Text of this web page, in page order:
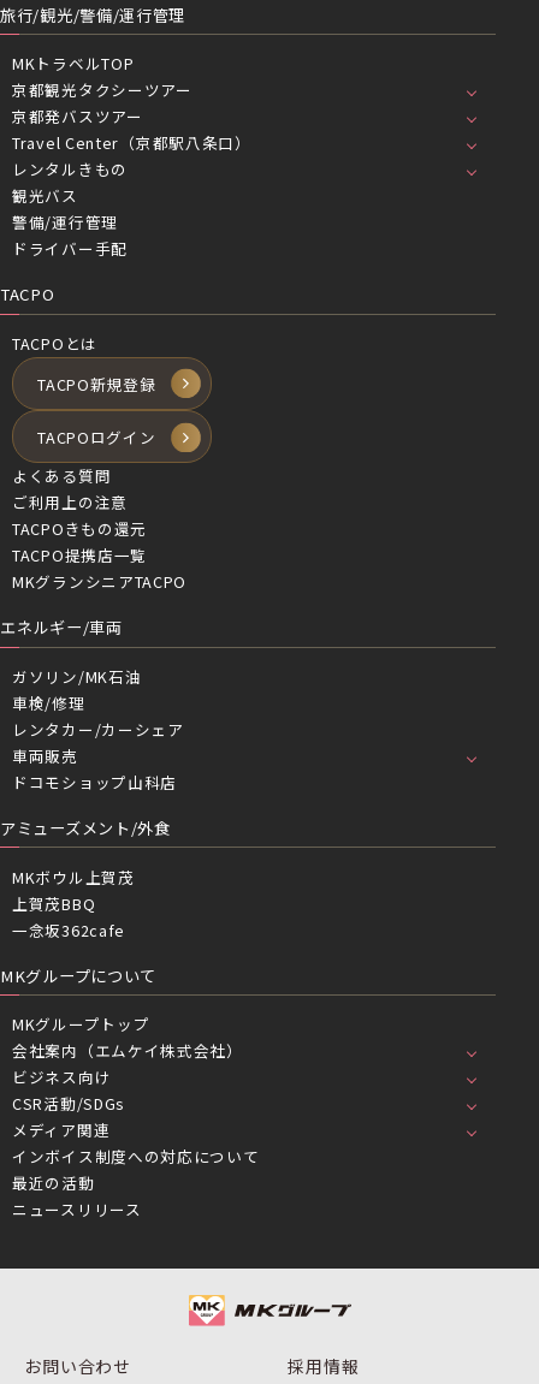
旅行/観光/警備/運行管理
MKトラベルTOP
京都観光タクシーツアー
京都発バスツアー
Travel Center（京都駅八条口）
レンタルきもの
観光バス
警備/運行管理
ドライバー手配
TACPO
TACPOとは
TACPO新規登録
TACPOログイン
よくある質問
ご利用上の注意
TACPOきもの還元
TACPO提携店一覧
MKグランシニアTACPO
エネルギー/車両
ガソリン/MK石油
車検/修理
レンタカー/カーシェア
車両販売
ドコモショップ山科店
アミューズメント/外食
MKボウル上賀茂
上賀茂BBQ
一念坂362cafe
MKグループについて
MKグループトップ
会社案内（エムケイ株式会社）
ビジネス向け
CSR活動/SDGs
メディア関連
インボイス制度への対応について
最近の活動
ニュースリリース
お問い合わせ 採用情報